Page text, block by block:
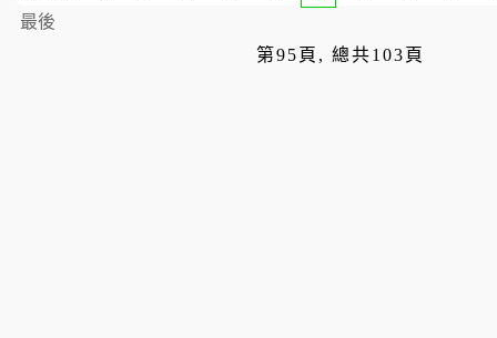
最後
第95頁, 總共103頁